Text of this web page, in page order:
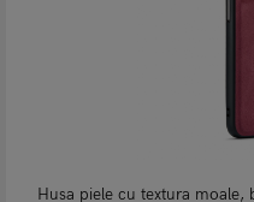
Husa piele cu textura moale,